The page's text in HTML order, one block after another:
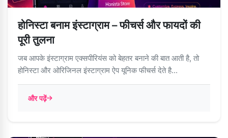
होनिस्टा बनाम इंस्टाग्राम – फीचर्स और फायदों की
पूरी तुलना
जब आपके इंस्टाग्राम एक्सपीरियंस को बेहतर बनाने की बात आती है, तो
होनिस्टा और ओरिजिनल इंस्टाग्राम ऐप यूनिक फीचर्स देते है...
और पढ़ें